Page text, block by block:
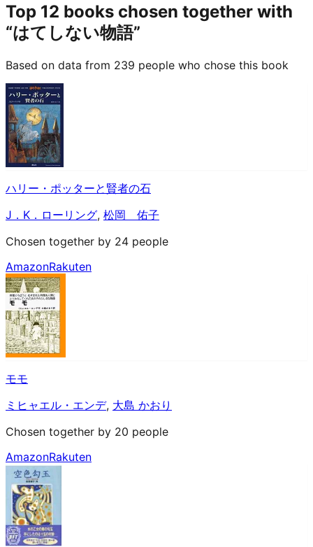
Top 12 books chosen together with
“はてしない物語”
Based on data from 239 people who chose this book
ハリー・ポッターと賢者の石
J．K．ローリング, 松岡 佑子
Chosen together by 24 people
AmazonRakuten
モモ
ミヒャエル・エンデ, 大島 かおり
Chosen together by 20 people
AmazonRakuten